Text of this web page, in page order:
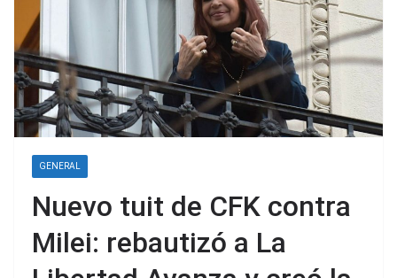
GENERAL
Nuevo tuit de CFK contra
Milei: rebautizó a La